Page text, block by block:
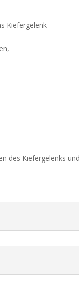
Kiefergelenk
des Kiefergelenks